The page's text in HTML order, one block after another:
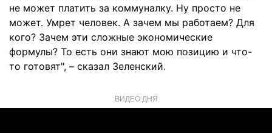
не может платить за коммуналку. Ну просто не
может. Умрет человек. А зачем мы работаем? Для
кого? Зачем эти сложные экономические
формулы? То есть они знают мою позицию и что-
то готовят", – сказал Зеленский.
ВИДЕО ДНЯ